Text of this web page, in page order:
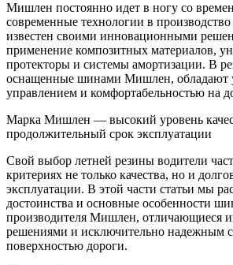
Мишлен постоянно идет в ногу со
современные технологии в
известен своими инновационными
применение композитных материалов,
протекторы и системы амортизации. В
оснащенные шинами Мишлен, обладают
управлением и комфортабельностью на
Марка Мишлен — высокий уровень
продолжительный срок эксплуатации
Свой выбор летней резины водители
критериях не только качества, но и
эксплуатации. В этой части статьи мы
достоинства и основные особенности
производителя Мишлен, отличающиеся
решениями и исключительно надежным
поверхностью дороги.